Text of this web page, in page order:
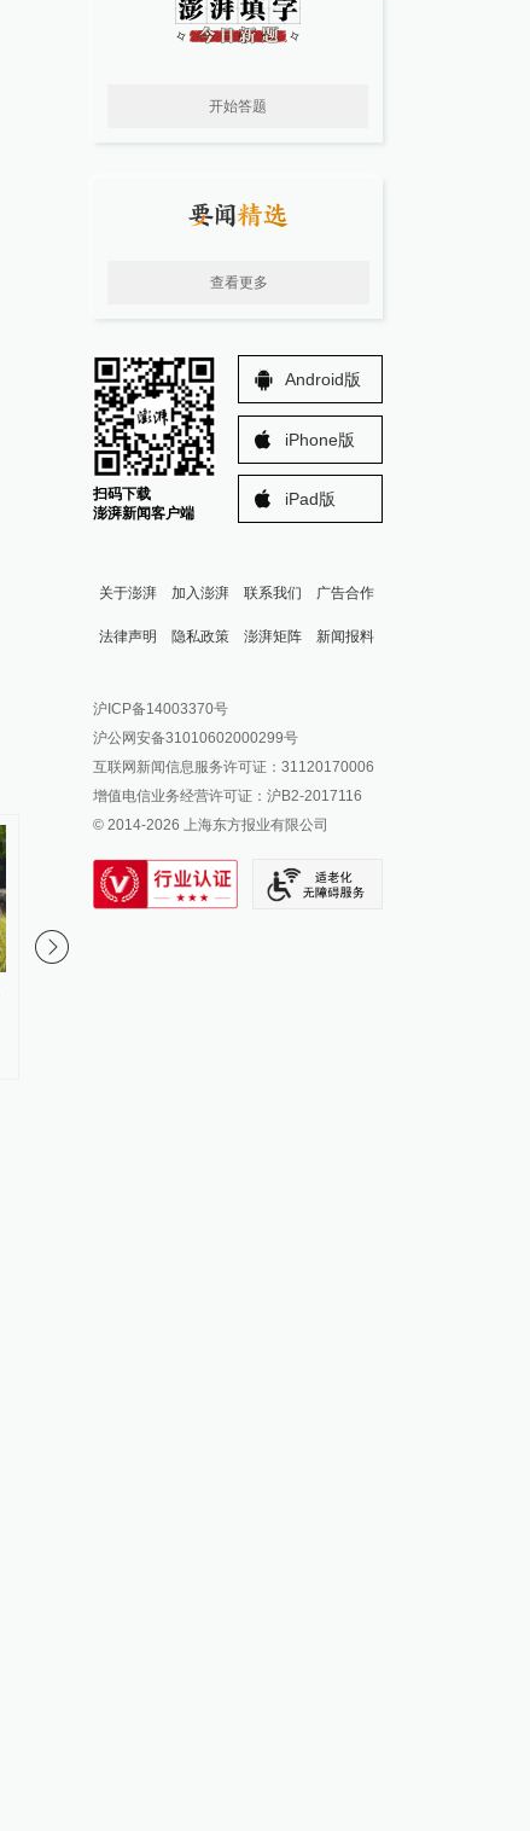
开始答题
查看更多
扫码下载
澎湃新闻客户端
Android版
iPhone版
iPad版
关于澎湃 加入澎湃 联系我们 广告合作
法律声明 隐私政策 澎湃矩阵
澎湃新闻公众号
澎湃新闻抖音号
派生万物开放平台
IP SHANGHAI
SIXTH TONE
新闻报料
报料邮箱: news@thepaper.cn
沪ICP备14003370号
沪公网安备31010602000299号
互联网新闻信息服务许可证：31120170006
增值电信业务经营许可证：沪B2-2017116
© 2014-2026 上海东方报业有限公司